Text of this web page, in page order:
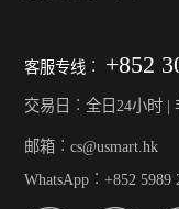
客服专线︰ +852
交易日︰全日24小时 |
邮箱︰cs@usmart.hk
WhatsApp︰+852 5989